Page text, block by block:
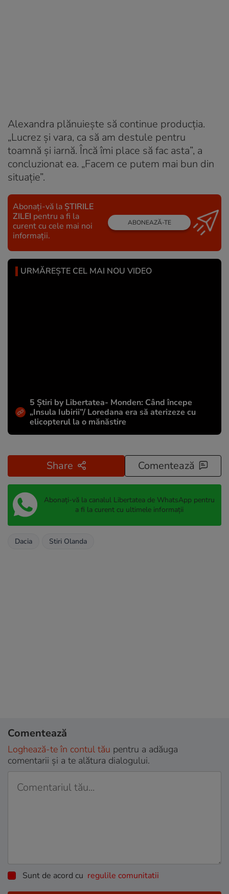
Alexandra plănuiește să continue producția.
„Lucrez și vara, ca să am destule pentru
toamnă și iarnă. Încă îmi place să fac asta”, a
concluzionat ea. „Facem ce putem mai bun din
situație”.
Abonați-vă la ȘTIRILE
ZILEI pentru a fi la
curent cu cele mai noi
informații.
ABONEAZĂ-TE
URMĂREȘTE CEL MAI NOU VIDEO
5 Știri by Libertatea- Monden: Când începe
„Insula Iubirii”/ Loredana era să aterizeze cu
elicopterul la o mănăstire
Share Comentează
Abonați-vă la canalul Libertatea de WhatsApp pentru
a fi la curent cu ultimele informații
Dacia Stiri Olanda
Comentează
Loghează-te în contul tău pentru a adăuga
comentarii și a te alătura dialogului.
Sunt de acord cu regulile comunitatii